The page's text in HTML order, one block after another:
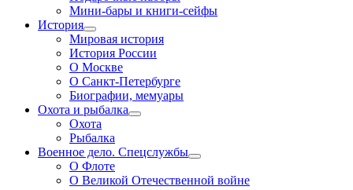
Мини-бары и книги-сейфы
История
Мировая история
История России
О Москве
О Санкт-Петербурге
Биографии, мемуары
Охота и рыбалка
Охота
Рыбалка
Военное дело. Спецслужбы
О Флоте
О Великой Отечественной войне